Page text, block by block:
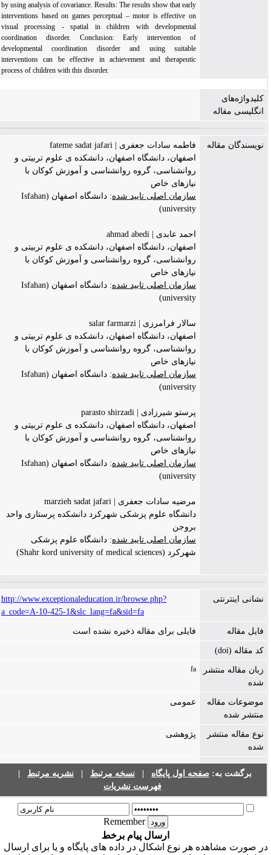
by using analysis of covariance. Results: The results show that early
interventions based on games perceptual – motor is effective on
visual processing - spatial in children with developmental
coordination disorder. Conclusion: Early intervention of
developmental coordination disorder and using suitable
interventions can be effective in achievement and therapeutic
process of children with this disorder.
کلیدواژه‌های
انگلیسی مقاله
نویسندگان مقاله
فاطمه سادات جعفری | fateme sadat jafari
اصفهان، دانشگاه اصفهان، دانشکده ی علوم تربیتی و
روانشناسی، گروه روانشناسی و آموزش کوکان با
نیازهای خاص
سازمان اصلی تایید شده
: دانشگاه اصفهان (Isfahan
university)
احمد عابدی | ahmad abedi
اصفهان، دانشگاه اصفهان، دانشکده ی علوم تربیتی و
روانشناسی، گروه روانشناسی و آموزش کوکان با
نیازهای خاص
سازمان اصلی تایید شده
: دانشگاه اصفهان (Isfahan
university)
سالار فرامرزی | salar farmarzi
اصفهان، دانشگاه اصفهان، دانشکده ی علوم تربیتی و
روانشناسی، گروه روانشناسی و آموزش کوکان با
نیازهای خاص
سازمان اصلی تایید شده
: دانشگاه اصفهان (Isfahan
university)
پرستو شیرزادی | parasto shirzadi
اصفهان، دانشگاه اصفهان، دانشکده ی علوم تربیتی و
روانشناسی، گروه روانشناسی و آموزش کوکان با
نیازهای خاص
سازمان اصلی تایید شده
: دانشگاه اصفهان (Isfahan
university)
مرضیه سادات جعفری | marzieh sadat jafari
دانشگاه علوم پزشکی شهرکرد دانشکده پرستاری واحد
بروجن
سازمان اصلی تایید شده: دانشگاه علوم پزشکی
شهرکرد (Shahr kord university of medical sciences)
نشانی اینترنتی
http://www.exceptionaleducation.ir/browse.php?
a_code=A-10-425-1&slc_lang=fa&sid=fa
فایل مقاله فایلی برای مقاله ذخیره نشده است
کد مقاله (doi)
زبان مقاله منتشر
شده
موضوعات مقاله
منتشر شده
عمومی
نوع مقاله منتشر
شده
پژوهشی
برگشت به:صفحه اول پایگاه| نسخه مرتبط| نشریه مرتبط|
فهرست نشریات
Remember
ارسال پیام برخط
صورت مشاهده هر نوع اشکال در داده های پایگاه و یا برای ارسال